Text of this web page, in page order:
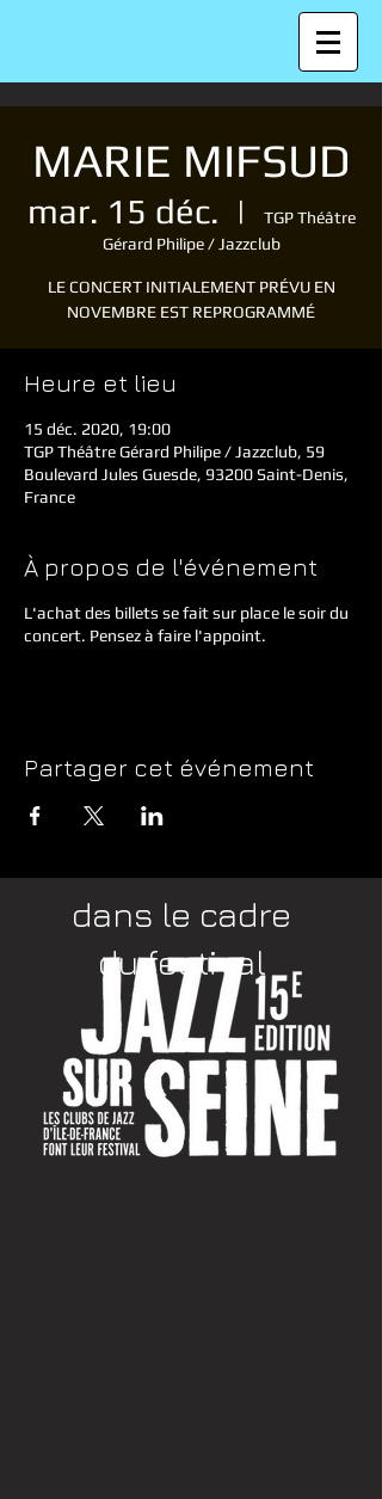
MARIE MIFSUD
mar. 15 déc.
  |
TGP Théâtre
Gérard Philipe / Jazzclub
LE CONCERT INITIALEMENT PRÉVU EN
NOVEMBRE EST REPROGRAMMÉ
Heure et lieu
15 déc. 2020, 19:00
TGP Théâtre Gérard Philipe / Jazzclub, 59
Boulevard Jules Guesde, 93200 Saint-Denis,
France
À propos de l'événement
L'achat des billets se fait sur place le soir du
concert. Pensez à faire l'appoint.
Partager cet événement
dans le cadre
du festival